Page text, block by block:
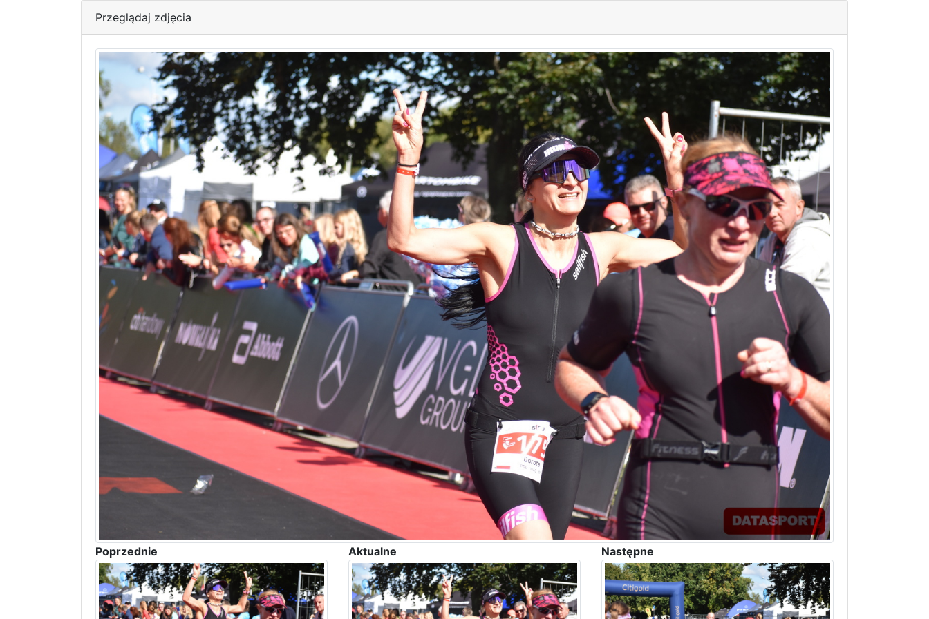
Przeglądaj zdjęcia
Poprzednie Aktualne Następne